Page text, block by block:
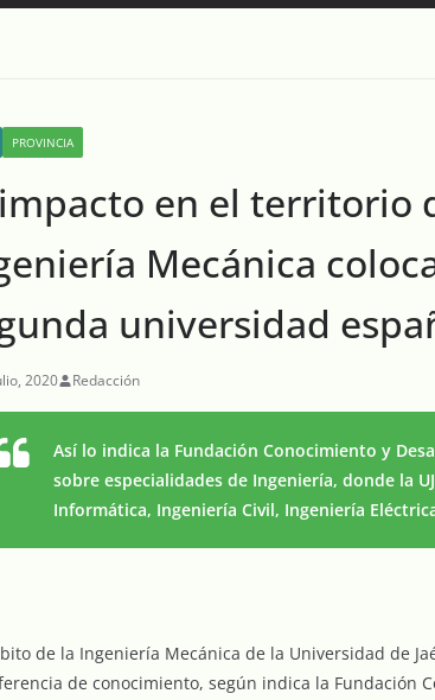
PROVINCIA
en el territorio
Mecánica
universidad
2020 Redacción
Así lo indica la Fundación Conocimiento y
sobre especialidades de Ingeniería, donde la
Informática, Ingeniería Civil, Ingeniería
de la Ingeniería Mecánica de la Universidad de
de conocimiento, según indica la Fundación